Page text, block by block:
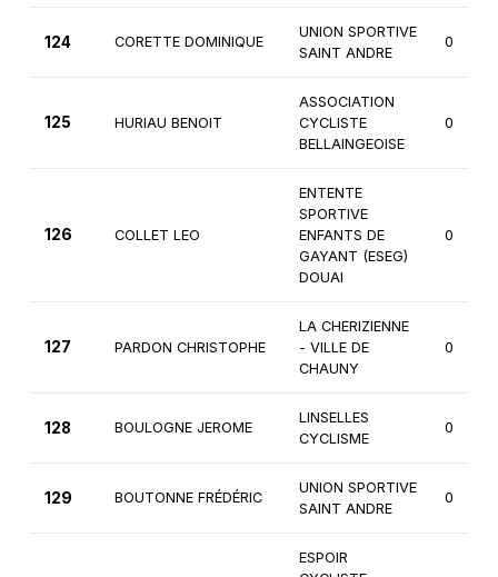
124 CORETTE DOMINIQUE
UNION SPORTIVE
SAINT ANDRE
0
125 HURIAU BENOIT
ASSOCIATION
CYCLISTE
BELLAINGEOISE
0
126 COLLET LEO
ENTENTE
SPORTIVE
ENFANTS DE
GAYANT (ESEG)
DOUAI
0
127 PARDON CHRISTOPHE
LA CHERIZIENNE
- VILLE DE
CHAUNY
0
128 BOULOGNE JEROME
LINSELLES
CYCLISME
0
129 BOUTONNE FRÉDÉRIC
UNION SPORTIVE
SAINT ANDRE
0
ESPOIR